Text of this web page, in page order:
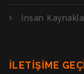
İnsan
İLETIŞIME